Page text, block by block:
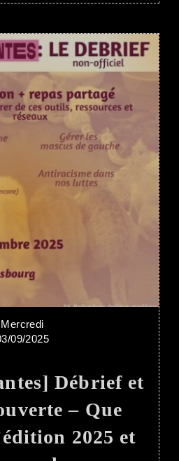
Mercredi
09/2025
Débrief et
– Que
2025 et